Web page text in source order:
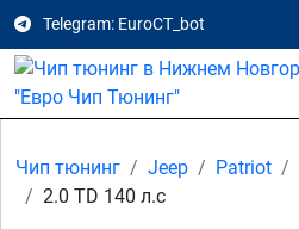
Telegram: EuroCT_bot
Чип тюнинг Jeep Patriot
2.0 TD 140 л.с